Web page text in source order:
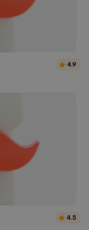
4.9
4.5